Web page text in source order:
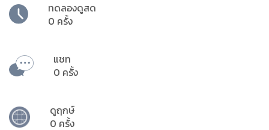
ทดลองดูสด
0 ครั้ง
แชท
0 ครั้ง
ดูฤกษ์
0 ครั้ง